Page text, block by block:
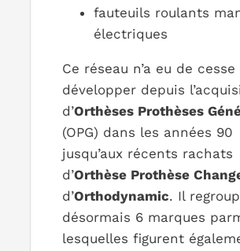
fauteuils roulants
électriques
Ce réseau n’a eu de
développer depuis
d’Orthèses Prothèses
(OPG) dans les années 90
jusqu’aux récents rachats
d’Orthèse Prothèse
d’Orthodynamic. Il
désormais 6 marques
lesquelles figurent